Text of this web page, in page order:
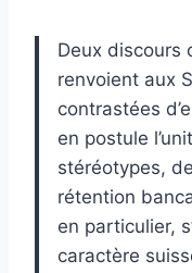
Deux discours
renvoient aux
contrastées
en postule
stéréotypes,
rétention
en particulier,
caractère